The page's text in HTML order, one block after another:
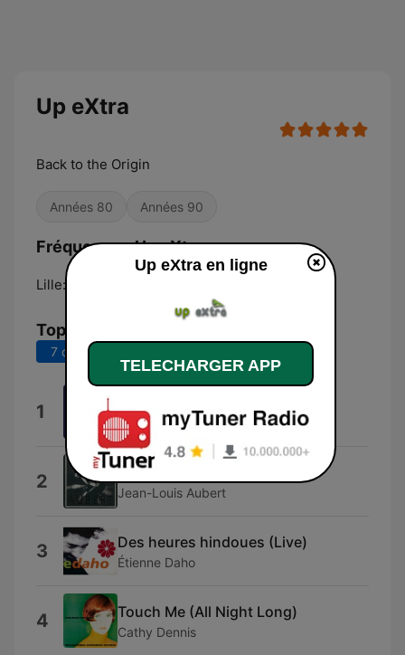
Up eXtra
Back to the Origin
Années 80 Années 90
Fréquences Up eXtra:
Lille:
Top titres
7 derniers jours
1 Laurent Voulzy
2 Voila c'est fini (live)
Jean-Louis Aubert
3 Des heures hindoues (Live)
Étienne Daho
4 Touch Me (All Night Long)
Cathy Dennis
Up eXtra en ligne
TELECHARGER APP